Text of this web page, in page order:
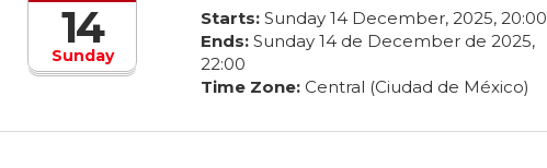
Sunday
14 Starts: Sunday 14 December, 2025, 20:00
Ends: Sunday 14de Decemberde 2025,
22:00
Time Zone: Central (Ciudad de México)